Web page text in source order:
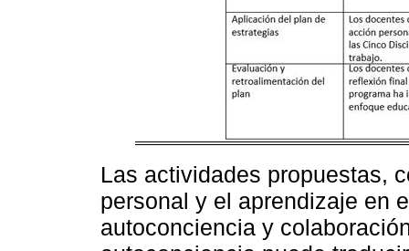
Las actividades propuestas,
personal y el aprendizaje en
autoconciencia y